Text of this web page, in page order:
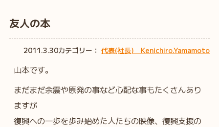
友人の本
2011.3.30カテゴリー： 代表(社長) Kenichiro.Yamamoto
山本です。
まだまだ余震や原発の事など心配な事もたくさんあり
ますが
復興への一歩を歩み始めた人たちの映像、復興支援の